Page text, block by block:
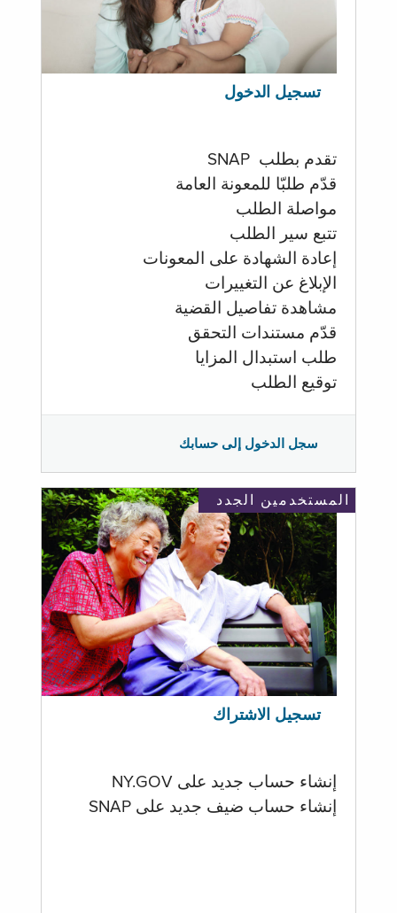
تسجيل الدخول
تقدم بطلب SNAP
قدّم طلبّا للمعونة العامة
مواصلة الطلب
تتبع سير الطلب
إعادة الشهادة على المعونات
الإبلاغ عن التغييرات
مشاهدة تفاصيل القضية
قدّم مستندات التحقق
طلب استبدال المزايا
توقيع الطلب
سجل الدخول إلى حسابك
المستخدمين الجدد
تسجيل الاشتراك
إنشاء حساب جديد على NY.GOV
إنشاء حساب ضيف جديد على SNAP